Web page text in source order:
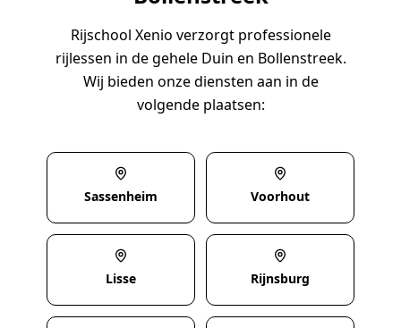
Rijschool Xenio verzorgt professionele
rijlessen in de gehele Duin en Bollenstreek.
Wij bieden onze diensten aan in de
volgende plaatsen:
Sassenheim Voorhout
Lisse Rijnsburg